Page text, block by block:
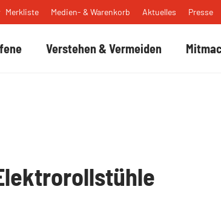
Verstehen & Vermeiden
Merkliste Medien- & Warenkorb Aktuelles Presse